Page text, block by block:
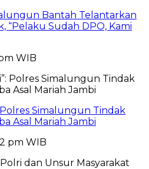
Bantah Telantarkan
“Pelaku Sudah DPO, Kami
WIB
Simalungun Tindak
Asal Mariah Jambi
pm WIB